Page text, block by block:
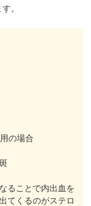
。
の場合
ることで内出血を
てくるのがステロ